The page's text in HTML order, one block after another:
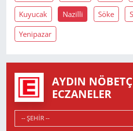
Kuyucak Nazilli Söke
Yenipazar
AYDIN
ECZANELER